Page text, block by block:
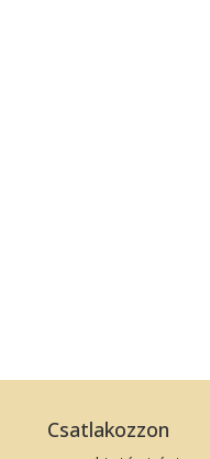
Csatlakozzon